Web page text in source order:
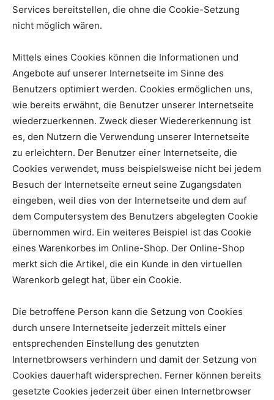
Services bereitstellen, die ohne die Cookie-Setzung
nicht möglich wären.
Mittels eines Cookies können die Informationen und
Angebote auf unserer Internetseite im Sinne des
Benutzers optimiert werden. Cookies ermöglichen uns,
wie bereits erwähnt, die Benutzer unserer Internetseite
wiederzuerkennen. Zweck dieser Wiedererkennung ist
es, den Nutzern die Verwendung unserer Internetseite
zu erleichtern. Der Benutzer einer Internetseite, die
Cookies verwendet, muss beispielsweise nicht bei jedem
Besuch der Internetseite erneut seine Zugangsdaten
eingeben, weil dies von der Internetseite und dem auf
dem Computersystem des Benutzers abgelegten Cookie
übernommen wird. Ein weiteres Beispiel ist das Cookie
eines Warenkorbes im Online-Shop. Der Online-Shop
merkt sich die Artikel, die ein Kunde in den virtuellen
Warenkorb gelegt hat, über ein Cookie.
Die betroffene Person kann die Setzung von Cookies
durch unsere Internetseite jederzeit mittels einer
entsprechenden Einstellung des genutzten
Internetbrowsers verhindern und damit der Setzung von
Cookies dauerhaft widersprechen. Ferner können bereits
gesetzte Cookies jederzeit über einen Internetbrowser